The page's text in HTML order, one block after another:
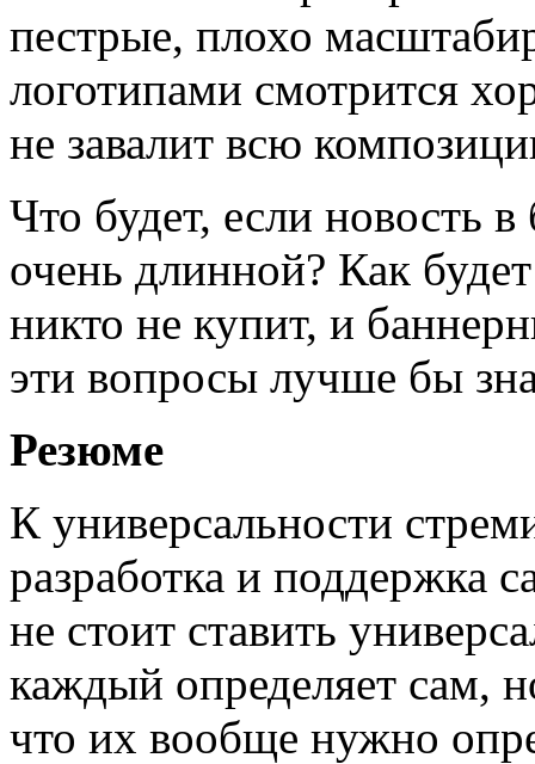
пестрые, плохо
логотипами смотрится
не завалит всю
Что будет, если новость
очень длинной? Как
никто не купит, и
эти вопросы лучше бы
Резюме
К универсальности
разработка и поддержка
не стоит ставить
каждый определяет сам,
что их вообще нужно